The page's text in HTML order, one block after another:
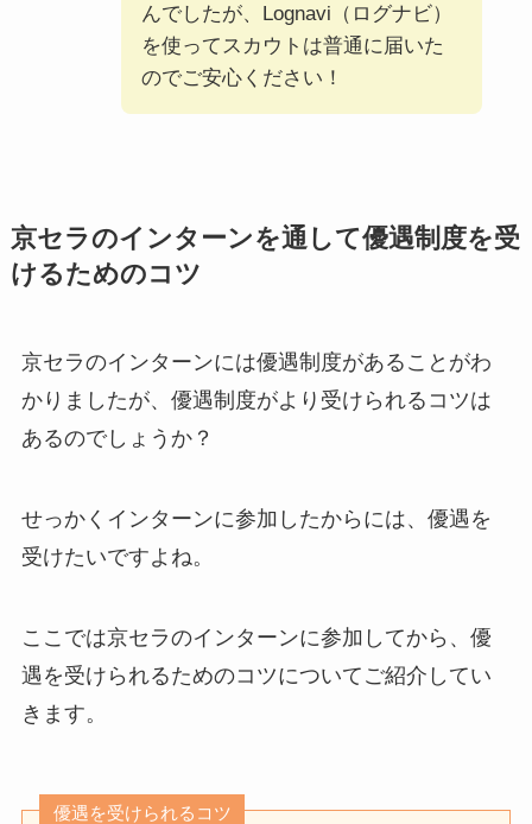
んでしたが、Lognavi（ログナビ）
を使ってスカウトは普通に届いた
のでご安心ください！
京セラのインターンを通して優遇制度を受
けるためのコツ
京セラのインターンには優遇制度があることがわ
かりましたが、優遇制度がより受けられるコツは
あるのでしょうか？
せっかくインターンに参加したからには、優遇を
受けたいですよね。
ここでは京セラのインターンに参加してから、優
遇を受けられるためのコツについてご紹介してい
きます。
優遇を受けられるコツ